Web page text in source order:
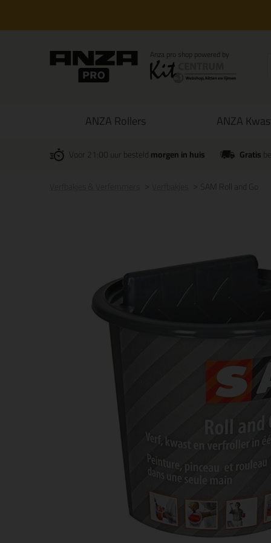
ANZA Rollers ANZA
Voor 21:00 uur besteldmorgen in huis Gratis
SAM Roll and Go